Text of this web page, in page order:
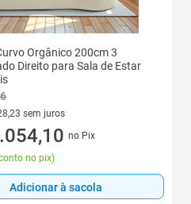
Orgânico 200cm 3
Direito para Sala de Estar
sem juros
228,23 sem jurosno Pix
no pix)
Adicionar à sacola